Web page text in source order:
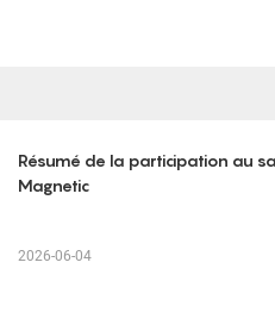
Résumé de la participation au
Magnetic
2026-06-04